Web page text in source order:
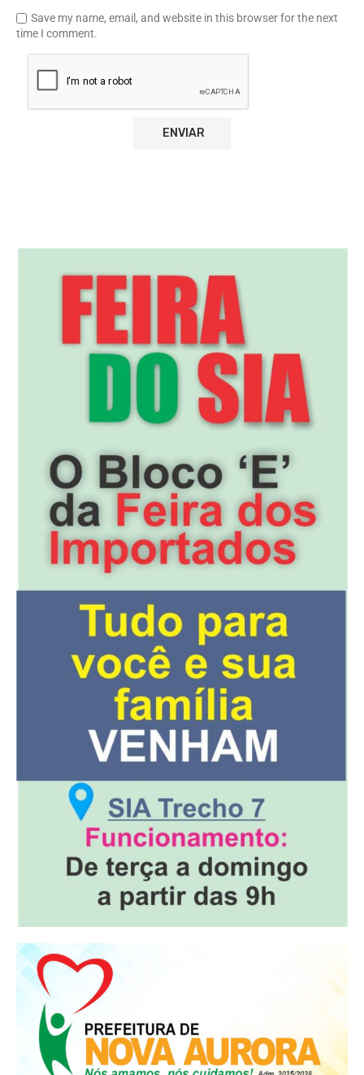
Save my name, email, and website in this browser for the next
time I comment.